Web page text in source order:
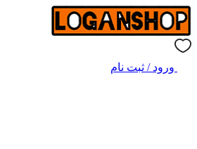
ورود / ثبت نام